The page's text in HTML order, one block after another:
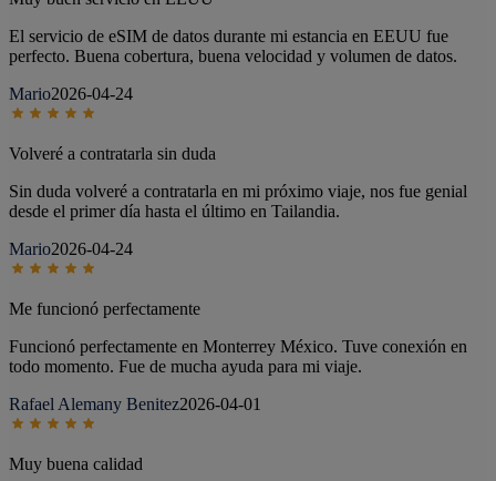
El servicio de eSIM de datos durante mi estancia en EEUU fue
perfecto. Buena cobertura, buena velocidad y volumen de datos.
Mario2026-04-24
Volveré a contratarla sin duda
Sin duda volveré a contratarla en mi próximo viaje, nos fue genial
desde el primer día hasta el último en Tailandia.
Mario2026-04-24
Me funcionó perfectamente
Funcionó perfectamente en Monterrey México. Tuve conexión en
todo momento. Fue de mucha ayuda para mi viaje.
Rafael Alemany Benitez2026-04-01
Muy buena calidad